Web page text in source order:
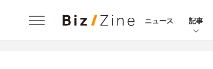
ニュース 記事